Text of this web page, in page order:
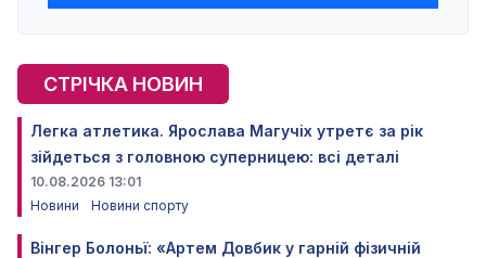
СТРІЧКА НОВИН
Легка атлетика. Ярослава Магучіх утретє за рік
зійдеться з головною суперницею: всі деталі
10.08.2026 13:01
Новини
Новини спорту
Вінгер Болоньї: «Артем Довбик у гарній фізичній